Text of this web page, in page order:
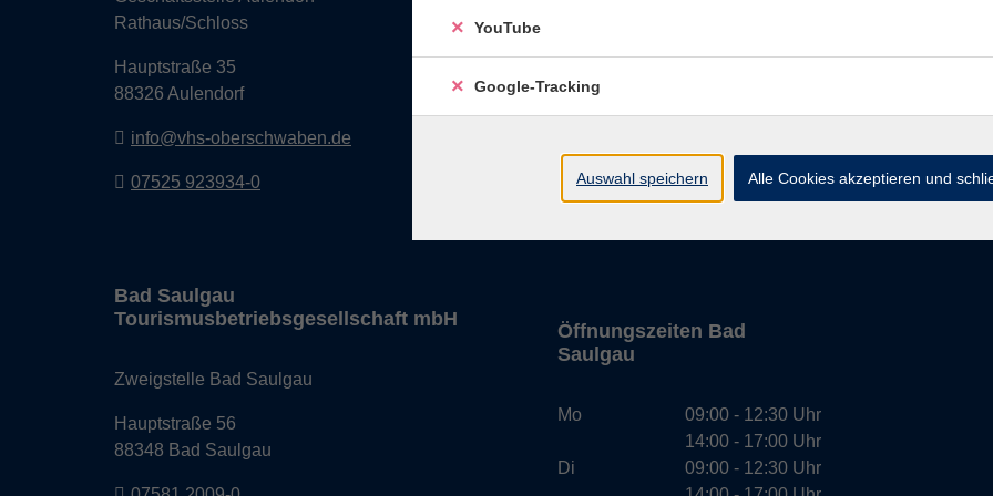
Rathaus/Schloss
Hauptstraße 35
88326 Aulendorf
info@vhs-oberschwaben.de
07525 923934-0
Bad Saulgau
Tourismusbetriebsgesellschaft mbH
Zweigstelle Bad Saulgau
Hauptstraße 56
88348 Bad Saulgau
15:00 - 18:00 Uhr
Öffnungszeiten Bad
Saulgau
Mo
Di
09:00 - 12:30 Uhr
14:00 - 17:00 Uhr
09:00 - 12:30 Uhr
YouTube
Google-Tracking
Auswahl speichern Alle Cookies akzeptieren und